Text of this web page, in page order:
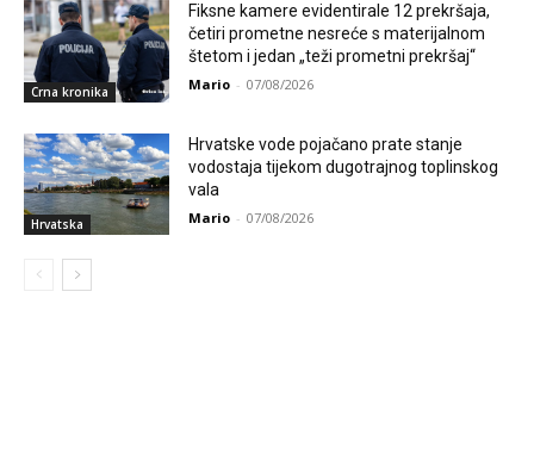
Crna kronika
Fiksne kamere evidentirale 12 prekršaja,
četiri prometne nesreće s materijalnom
štetom i jedan „teži prometni prekršaj“
Mario - 07/08/2026
Hrvatska
Hrvatske vode pojačano prate stanje
vodostaja tijekom dugotrajnog toplinskog
vala
Mario - 07/08/2026